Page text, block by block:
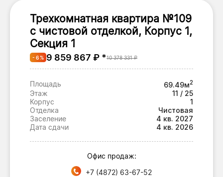
Трехкомнатная квартира №109
с чистовой отделкой, Корпус 1,
Секция 1
- 6 % 9 859 867 ₽ *10 378 331 ₽
Площадь 69.49м2
Этаж
11 / 25
Корпус
1
Отделка
Чистовая
Заселение
4 кв. 2027
Дата сдачи
4 кв. 2026
Офис продаж:
+7 (4872) 63-67-52